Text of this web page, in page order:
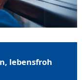
lebensfroh